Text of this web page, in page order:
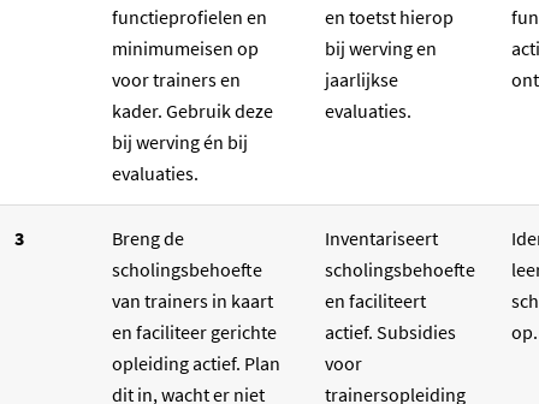
functieprofielen en
minimumeisen op
voor trainers en
kader. Gebruik deze
bij werving én bij
evaluaties.
en toetst hierop
bij werving en
jaarlijkse
evaluaties.
3
Breng de
scholingsbehoefte
van trainers in kaart
en faciliteer gerichte
opleiding actief. Plan
dit in, wacht er niet
Inventariseert
scholingsbehoefte
en faciliteert
actief. Subsidies
voor
trainersopleiding